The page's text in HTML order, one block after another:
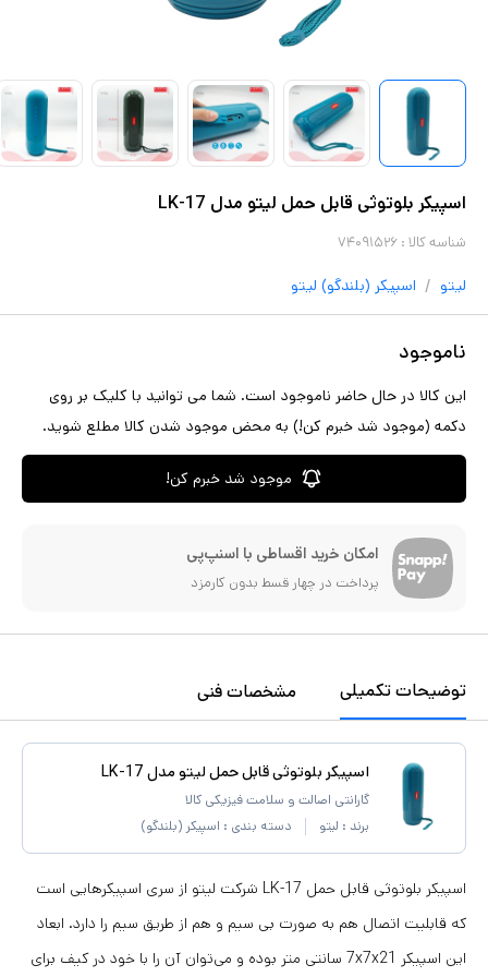
اسپیکر بلوتوثی قابل حمل لیتو مدل LK-17
شناسه کالا : ۷۴۰۹۱۵۲۶
لیتو / اسپیکر (بلندگو) لیتو
ناموجود
این کالا در حال حاضر ناموجود است. شما می توانید با کلیک بر روی
دکمه (موجود شد خبرم کن!) به محض موجود شدن کالا مطلع شوید.
موجود شد خبرم کن!
امکان خرید اقساطی با اسنپ‌پی
پرداخت در چهار قسط بدون کارمزد
توضیحات تکمیلی مشخصات فنی
اسپیکر بلوتوثی قابل حمل لیتو مدل LK-17
گارانتی اصالت و سلامت فیزیکی کالا
برند : لیتو دسته بندی : اسپیکر (بلندگو)
اسپیکر بلوتوثی قابل حمل LK-17 شرکت لیتو از سری اسپیکرهایی است
که قابلیت اتصال هم به صورت بی سیم و هم از طریق سیم را دارد. ابعاد
این اسپیکر 7x7x21 سانتی متر بوده و می‌توان آن را با خود در کیف برای